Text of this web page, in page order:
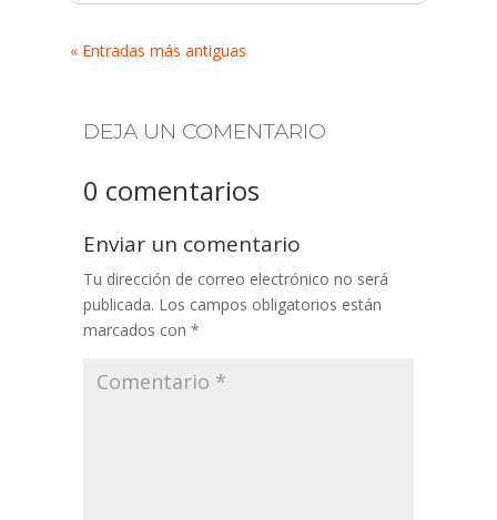
« Entradas más antiguas
DEJA UN COMENTARIO
0 comentarios
Enviar un comentario
Tu dirección de correo electrónico no será
publicada. Los campos obligatorios están
marcados con *